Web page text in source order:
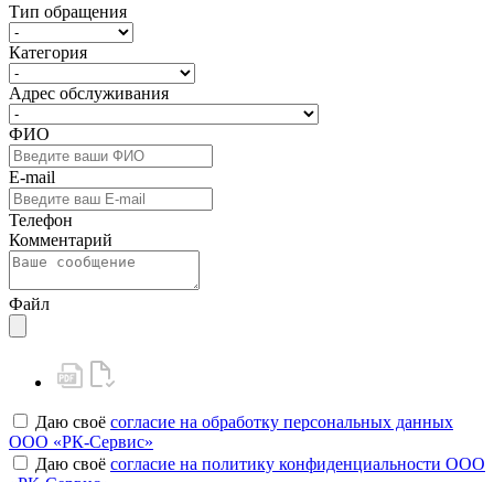
Тип обращения
Категория
Адрес обслуживания
ФИО
E-mail
Телефон
Комментарий
Файл
Даю своё согласие на обработку персональных данных
ООО «РК-Сервис»
Даю своё согласие на политику конфиденциальности ООО